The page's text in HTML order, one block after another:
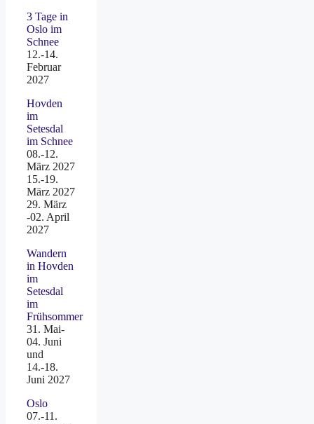
3 Tage in
Oslo im
Schnee
12.-14.
Februar
2027
Hovden
im
Setesdal
im Schnee
08.-12.
März 2027
15.-19.
März 2027
29. März
-02. April
2027
Wandern
in Hovden
im
Setesdal
im
Frühsommer
31. Mai-
04. Juni
und
14.-18.
Juni 2027
Oslo
07.-11.